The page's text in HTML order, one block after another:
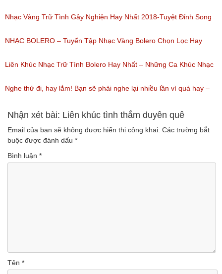
(Lượt nghe: 155)
Bài Hát Song Ca Nhạc Vàng Bolero Hay Nhất
(Lượt nghe: 218)
Nhạc Vàng Trữ Tình Gây Nghiện Hay Nhất 2018-Tuyệt Đỉnh Song
Ca Thiên Quang Quỳnh Trang Ngọt Ngào
(Lượt nghe: 219)
NHẠC BOLERO – Tuyển Tập Nhạc Vàng Bolero Chọn Lọc Hay
Nhất / Tuyệt Đỉnh Bolero
(Lượt nghe: 99)
Liên Khúc Nhạc Trữ Tình Bolero Hay Nhất – Những Ca Khúc Nhạc
Vàng Trữ Tình Hay Nhất 2018
(Lượt nghe: 75)
Nghe thử đi, hay lắm! Bạn sẽ phải nghe lại nhiều lần vì quá hay –
Nhạc miền Tây đặc sắc
(Lượt nghe: 46)
Nhận xét bài: Liên khúc tình thắm duyên quê
Email của bạn sẽ không được hiển thị công khai. Các trường bắt
buộc được đánh dấu *
Bình luận *
Tên *